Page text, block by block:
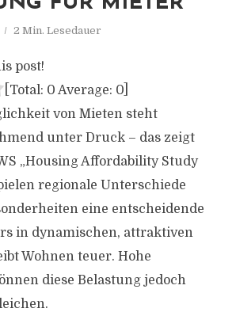
2 Min. Lesedauer
post!
[Total: 0 Average: 0]
von Mieten steht
unter Druck – das zeigt
„Housing Affordability Study
regionale Unterschiede
eine entscheidende
in dynamischen, attraktiven
Wohnen teuer. Hohe
diese Belastung jedoch